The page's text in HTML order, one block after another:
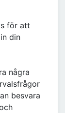
för att
din
några
besvara